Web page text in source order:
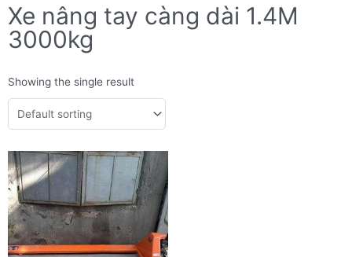
Xe nâng tay càng dài 1.4M
3000kg
Showing the single result